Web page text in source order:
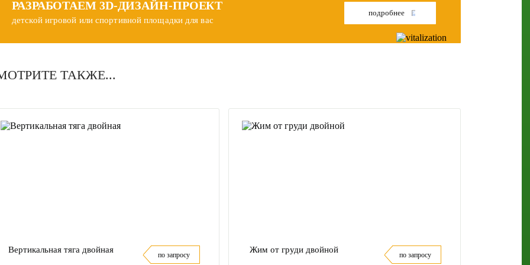
РАЗРАБОТАЕМ 3D-ДИЗАЙН-ПРОЕКТ
детской игровой или спортивной площадки для вас
подробнее
ТАКЖЕ...
Вертикальная тяга двойная
по запросу
Жим от груди двойной
по запросу